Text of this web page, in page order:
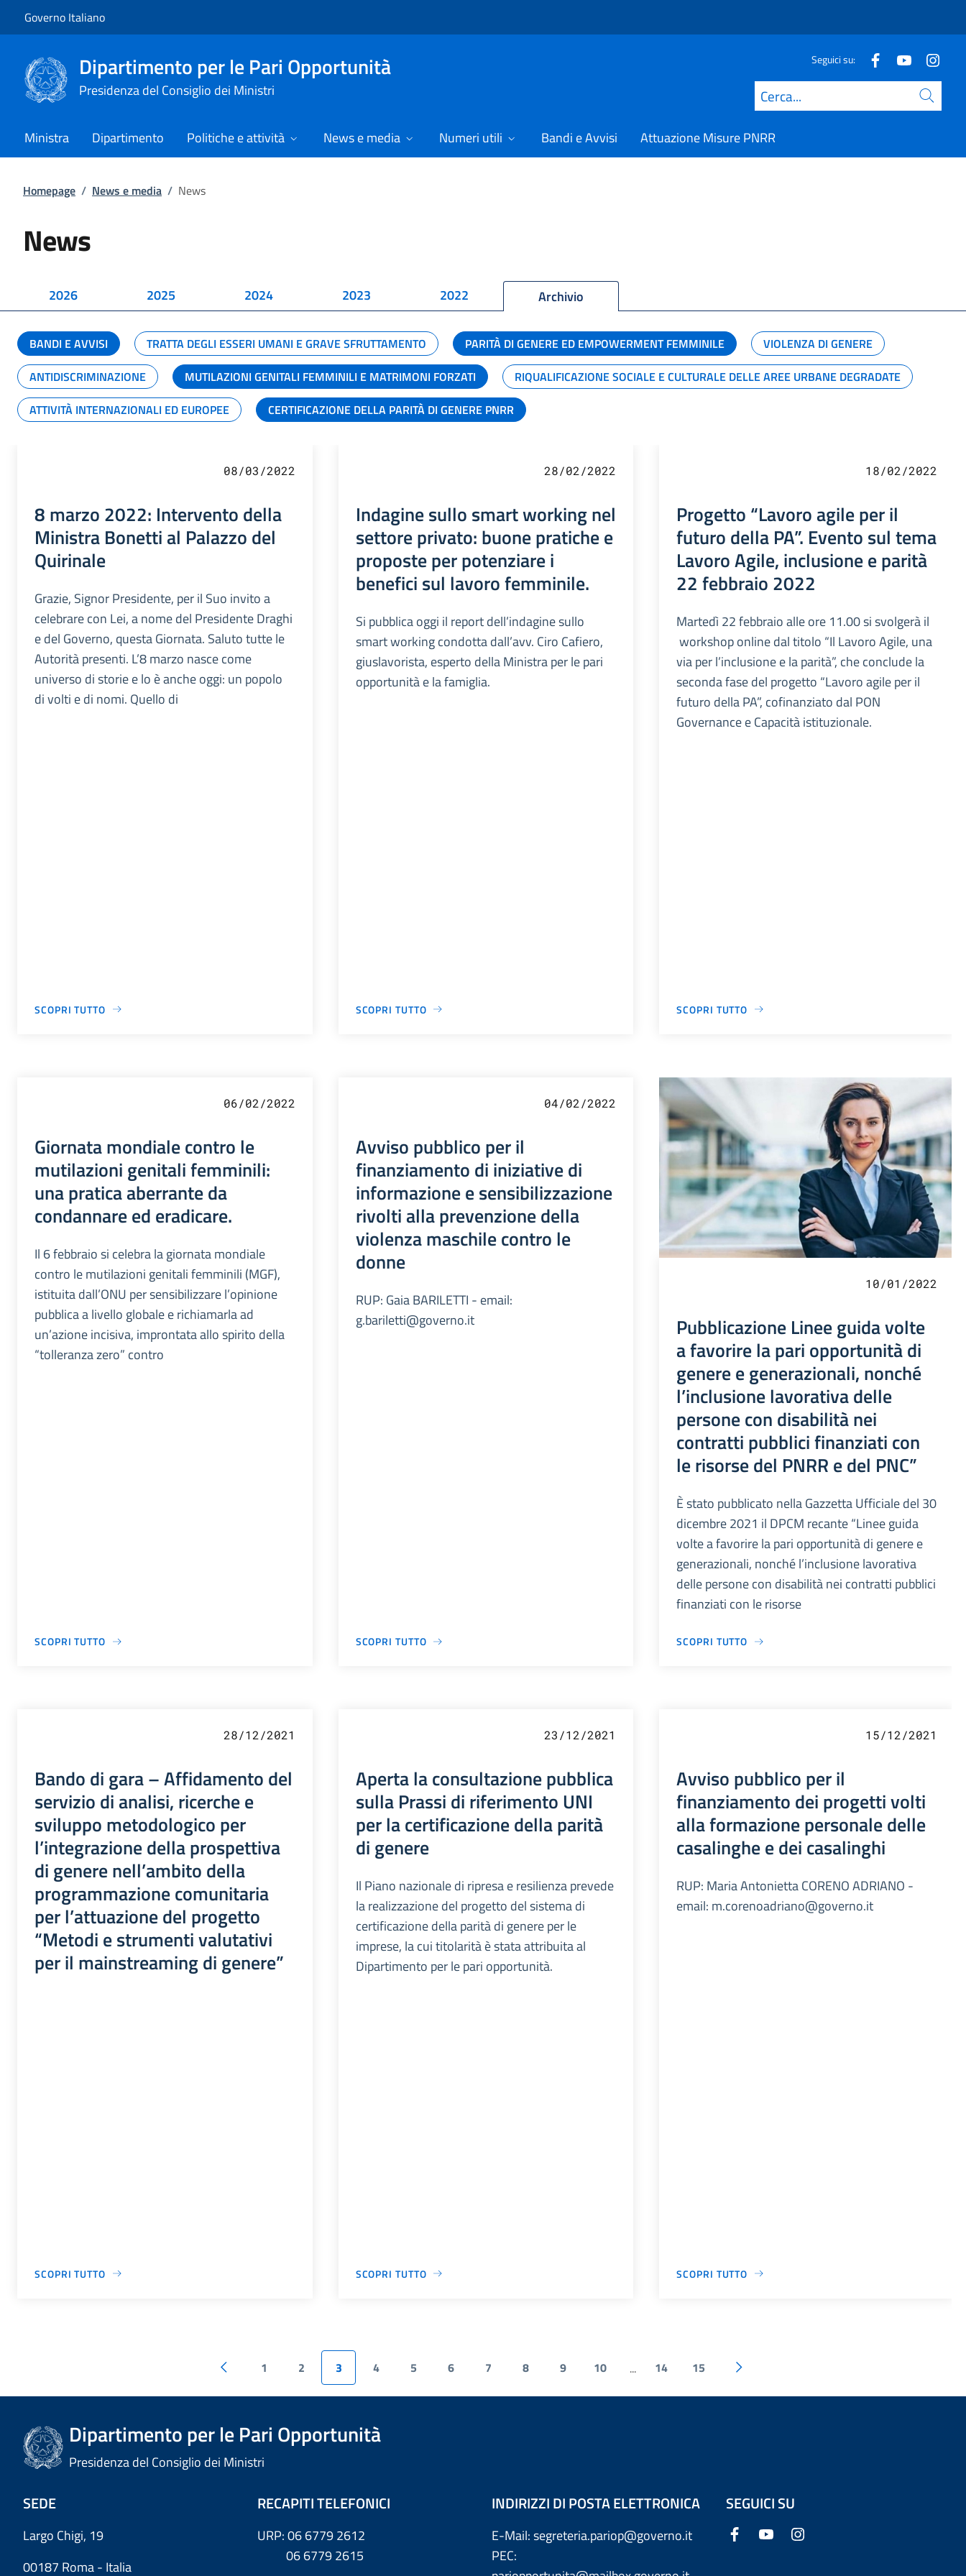
Governo Italiano
Dipartimento per le Pari Opportunità
Presidenza del Consiglio dei Ministri
Seguici su:
Cerca
Ministra Dipartimento Politiche e attività News e media Numeri utili Bandi e Avvisi Attuazione Misure PNRR
Homepage / News e media / News
News
2026 2025 2024 2023 2022 Archivio
BANDI E AVVISI TRATTA DEGLI ESSERI UMANI E GRAVE SFRUTTAMENTO PARITÀ DI GENERE ED EMPOWERMENT FEMMINILE
VIOLENZA DI GENERE
ANTIDISCRIMINAZIONE
MUTILAZIONI GENITALI FEMMINILI E MATRIMONI FORZATI
RIQUALIFICAZIONE SOCIALE E CULTURALE DELLE AREE URBANE DEGRADATE
ATTIVITÀ INTERNAZIONALI ED EUROPEE
CERTIFICAZIONE DELLA PARITÀ DI GENERE PNRR
08/03/2022
8 marzo 2022: Intervento della
Ministra Bonetti al Palazzo del
Quirinale
Grazie, Signor Presidente, per il Suo invito a
celebrare con Lei, a nome del Presidente Draghi
e del Governo, questa Giornata. Saluto tutte le
Autorità presenti. L’8 marzo nasce come
universo di storie e lo è anche oggi: un popolo
di volti e di nomi. Quello di
SCOPRI TUTTO
28/02/2022
Indagine sullo smart working nel
settore privato: buone pratiche e
proposte per potenziare i
benefici sul lavoro femminile.
Si pubblica oggi il report dell’indagine sullo
smart working condotta dall’avv. Ciro Cafiero,
giuslavorista, esperto della Ministra per le pari
opportunità e la famiglia.
SCOPRI TUTTO
18/02/2022
Progetto “Lavoro agile per il
futuro della PA”. Evento sul tema
Lavoro Agile, inclusione e parità
22 febbraio 2022
Martedì 22 febbraio alle ore 11.00 si svolgerà il
workshop online dal titolo “Il Lavoro Agile, una
via per l’inclusione e la parità”, che conclude la
seconda fase del progetto “Lavoro agile per il
futuro della PA”, cofinanziato dal PON
Governance e Capacità istituzionale.
SCOPRI TUTTO
06/02/2022
Giornata mondiale contro le
mutilazioni genitali femminili:
una pratica aberrante da
condannare ed eradicare.
Il 6 febbraio si celebra la giornata mondiale
contro le mutilazioni genitali femminili (MGF),
istituita dall’ONU per sensibilizzare l’opinione
pubblica a livello globale e richiamarla ad
un’azione incisiva, improntata allo spirito della
“tolleranza zero” contro
SCOPRI TUTTO
04/02/2022
Avviso pubblico per il
finanziamento di iniziative di
informazione e sensibilizzazione
rivolti alla prevenzione della
violenza maschile contro le
donne
RUP: Gaia BARILETTI - email:
g.bariletti@governo.it
SCOPRI TUTTO
10/01/2022
Pubblicazione Linee guida volte
a favorire la pari opportunità di
genere e generazionali, nonché
l’inclusione lavorativa delle
persone con disabilità nei
contratti pubblici finanziati con
le risorse del PNRR e del PNC”
È stato pubblicato nella Gazzetta Ufficiale del 30
dicembre 2021 il DPCM recante “Linee guida
volte a favorire la pari opportunità di genere e
generazionali, nonché l’inclusione lavorativa
delle persone con disabilità nei contratti pubblici
finanziati con le risorse
SCOPRI TUTTO
28/12/2021
Bando di gara – Affidamento del
servizio di analisi, ricerche e
sviluppo metodologico per
l’integrazione della prospettiva
di genere nell’ambito della
programmazione comunitaria
per l’attuazione del progetto
“Metodi e strumenti valutativi
per il mainstreaming di genere”
SCOPRI TUTTO
23/12/2021
Aperta la consultazione pubblica
sulla Prassi di riferimento UNI
per la certificazione della parità
di genere
Il Piano nazionale di ripresa e resilienza prevede
la realizzazione del progetto del sistema di
certificazione della parità di genere per le
imprese, la cui titolarità è stata attribuita al
Dipartimento per le pari opportunità.
SCOPRI TUTTO
15/12/2021
Avviso pubblico per il
finanziamento dei progetti volti
alla formazione personale delle
casalinghe e dei casalinghi
RUP: Maria Antonietta CORENO ADRIANO -
email: m.corenoadriano@governo.it
SCOPRI TUTTO
1 2 3 4 5 6 7 8 9 10 ... 14 15
Dipartimento per le Pari Opportunità
Presidenza del Consiglio dei Ministri
SEDE
Largo Chigi, 19
00187 Roma - Italia
RECAPITI TELEFONICI
URP: 06 6779 2612
06 6779 2615
INDIRIZZI DI POSTA ELETTRONICA
E-Mail: segreteria.pariop@governo.it
PEC:
SEGUICI SU